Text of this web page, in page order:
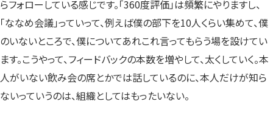
らフォローしている感じです。「360度評価」は頻繁にやりますし、
「ななめ会議」っていって、例えば僕の部下を10人くらい集めて、僕
のいないところで、僕についてあれこれ言ってもらう場を設けてい
ます。こうやって、フィードバックの本数を増やして、太くしていく。本
人がいない飲み会の席とかでは話しているのに、本人だけが知ら
ないっていうのは、組織としてはもったいない。